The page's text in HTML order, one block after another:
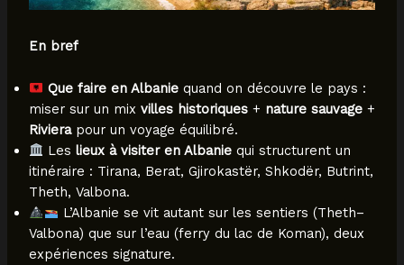
En bref
Que faire en Albanie quand on découvre le pays :
miser sur un mix villes historiques+ nature sauvage+
Rivierapour un voyage équilibré.
Leslieux à visiter en Albanie qui structurent un
itinéraire : Tirana, Berat, Gjirokastër, Shkodër, Butrint,
Theth, Valbona.
L’Albanie se vit autant sur les sentiers (Theth–
Valbona) que sur l’eau (ferry du lac de Koman), deux
expériences signature.